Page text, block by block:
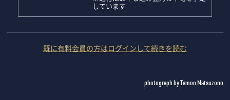
しています
既に有料会員の方はログインして続きを読む
photograph by Tamon Matsuzono